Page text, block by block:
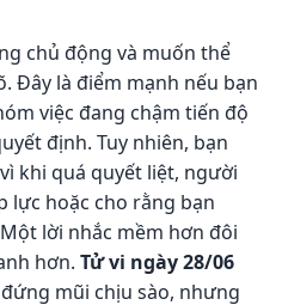
chủ động và muốn thể
Đây là điểm mạnh nếu bạn
việc đang chậm tiến độ
định. Tuy nhiên, bạn
khi quá quyết liệt, người
lực hoặc cho rằng bạn
lời nhắc mềm hơn đôi
hơn. Tử vi ngày 28/06
mũi chịu sào, nhưng